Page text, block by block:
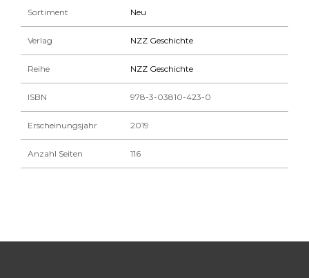
Sortiment Neu
Verlag NZZ Geschichte
Reihe NZZ Geschichte
ISBN 978-3-03810-423-0
Erscheinungsjahr 2019
Anzahl Seiten 116